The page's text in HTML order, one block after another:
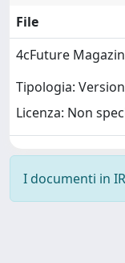
File
4cFuture
Tipologia:
Licenza: Non
I documenti in